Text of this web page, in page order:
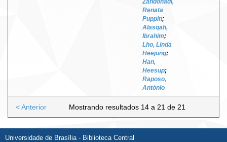
Renata
Puppin;
Alasqah,
Ibrahim;
Lho, Linda
Heejung;
Han,
Heesup;
Raposo,
António
Mostrando resultados 14 a 21 de 21
< Anterior
Universidade de Brasília - Biblioteca Central